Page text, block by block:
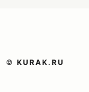
© KURAK.RU